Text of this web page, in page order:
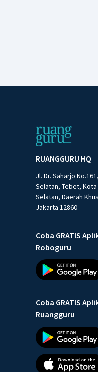
RUANGGURU HQ
Jl. Dr. Saharjo
Selatan, Tebet,
Selatan, Daerah
Jakarta 12860
Coba GRATIS
Roboguru
Coba GRATIS
Ruangguru